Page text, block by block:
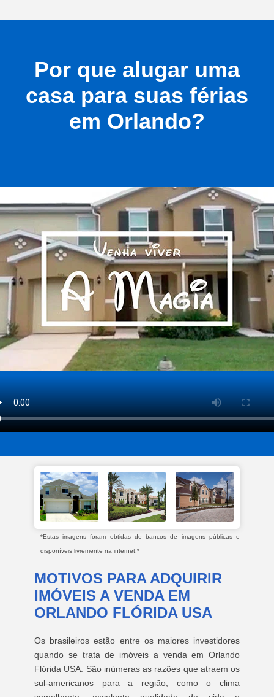
Por que alugar uma
casa para suas férias
em Orlando?
*Estas imagens foram obtidas de bancos de imagens públicas e
disponíveis livremente na internet.*
MOTIVOS PARA ADQUIRIR
IMÓVEIS A VENDA EM
ORLANDO FLÓRIDA USA
Os brasileiros estão entre os maiores investidores
quando se trata de imóveis a venda em Orlando
Flórida USA. São inúmeras as razões que atraem os
sul-americanos para a região, como o clima